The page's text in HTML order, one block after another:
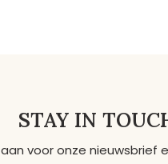
STAY IN
voor onze nieuwsbrief